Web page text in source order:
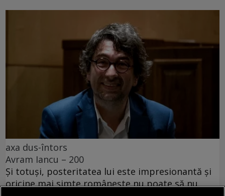
axa dus-întors
Avram Iancu – 200
Și totuși, posteritatea lui este impresionantă și
oricine mai simte românește nu poate să nu